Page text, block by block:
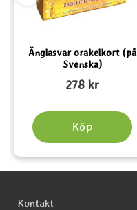
Änglasvar orakelkort (på
Svenska)
Art. nr 5075278 kr
Köp
Kontakt